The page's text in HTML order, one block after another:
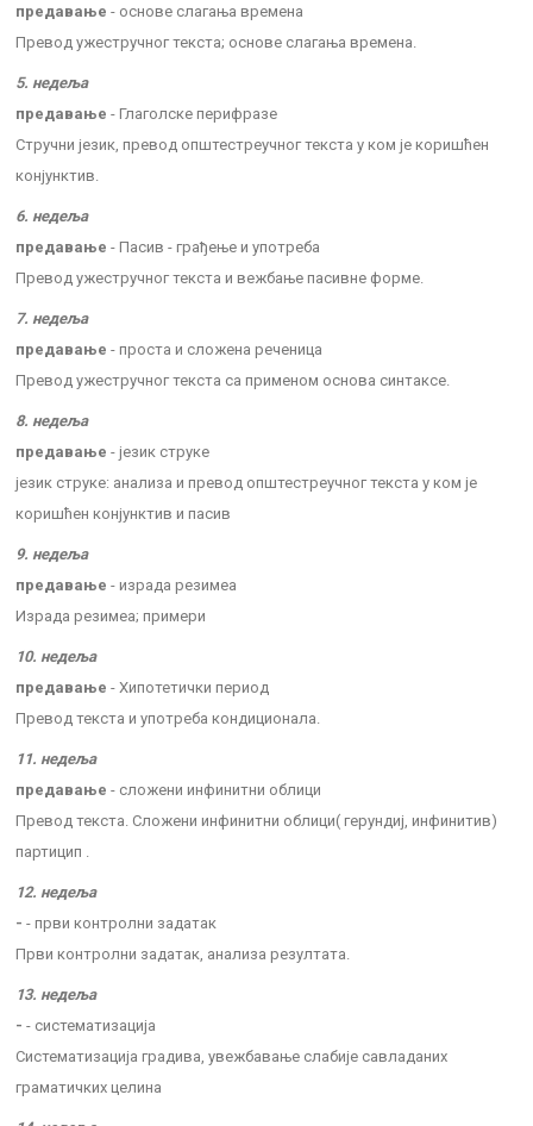
предавање - основе слагања времена
Превод ужестручног текста; основе слагања времена.
5. недеља
предавање - Глаголске перифразе
Стручни језик, превод општестреучног текста у ком је коришћен
конјунктив.
6. недеља
предавање - Пасив - грађење и употреба
Превод ужестручног текста и вежбање пасивне форме.
7. недеља
предавање - проста и сложена реченица
Превод ужестручног текста са применом основа синтаксе.
8. недеља
предавање - језик струке
језик струке: анализа и превод општестреучног текста у ком је
коришћен конјунктив и пасив
9. недеља
предавање - израда резимеа
Израда резимеа; примери
10. недеља
предавање - Хипотетички период
Превод текста и употреба кондиционала.
11. недеља
предавање - сложени инфинитни облици
Превод текста. Сложени инфинитни облици( герундиј, инфинитив)
партицип .
12. недеља
- - први контролни задатак
Први контролни задатак, анализа резултата.
13. недеља
- - систематизација
Систематизација градива, увежбавање слабије савладаних
граматичких целина